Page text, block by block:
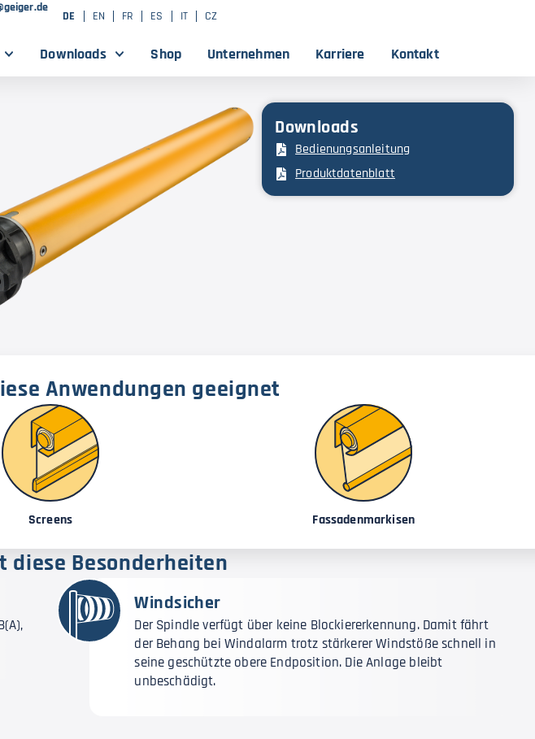
DE EN FR ES IT CZ
Downloads Shop Unternehmen Karriere Kontakt
Downloads
Bedienungsanleitung
Produktdatenblatt
Anwendungen geeignet
Screens Fassadenmarkisen
diese Besonderheiten
Windsicher
Der Spindle verfügt über keine Blockiererkennung. Damit fährt
der Behang bei Windalarm trotz stärkerer Windstöße schnell in
seine geschützte obere Endposition. Die Anlage bleibt
unbeschädigt.